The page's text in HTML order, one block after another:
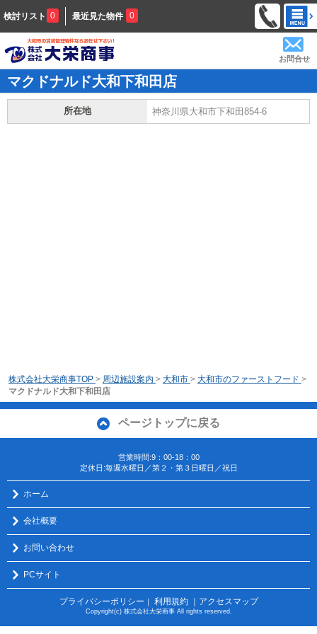
検討リスト 0 最近見た物件 0
お問合せ
マクドナルド大和下和田店
所在地 神奈川県大和市下和田854-6
株式会社大栄商事TOP > 周辺施設案内 > 大和市 > 大和市のファーストフード >
マクドナルド大和下和田店
ページトップに戻る
営業時間:9：00-18：00
定休日:毎週水曜日／第２・第３日曜日／祝日
ホーム
会社概要
お問い合わせ
PCサイト
プライバシーポリシー ｜ 利用規約 ｜アクセスマップ
Copyright(c) 株式会社大栄商事 All rights reserved.